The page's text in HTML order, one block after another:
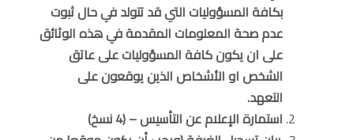
بكافة المسؤوليات التي قد تتولد في حال ثبوت
عدم صحة المعلومات المقدمة في هذه الوثائق
على ان يكون كافة المسؤوليات على عاتق
الشخص او الأشخاص الذين يوقعون على
التعهد.
استمارة الإعلام عن التأسيس – (4 نسخ)